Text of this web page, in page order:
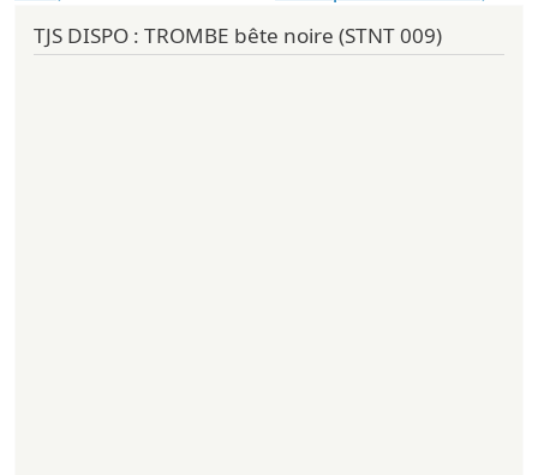
TJS DISPO : TROMBE bête noire (STNT 009)